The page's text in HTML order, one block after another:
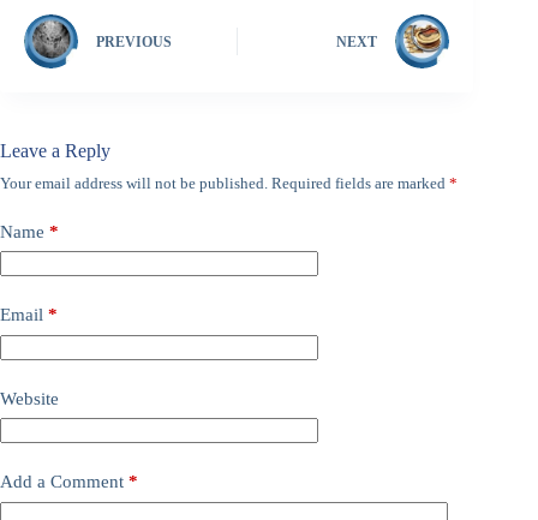
PREVIOUS NEXT
Leave a Reply
Your email address will not be published. Required fields are marked *
Name *
Email *
Website
Add a Comment *